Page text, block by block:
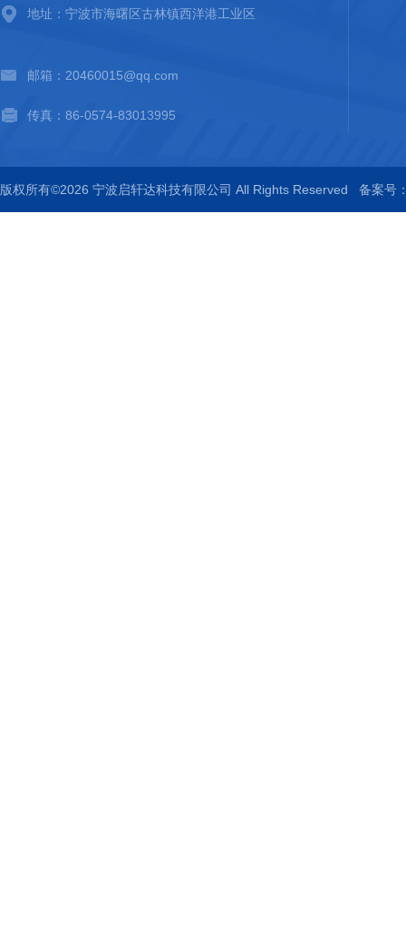
地址：宁波市海曙区古林镇西洋港工业区
邮箱：20460015@qq.com
传真：86-0574-83013995
版权所有©2026 宁波启轩达科技有限公司 All Rights Reserved 备案号